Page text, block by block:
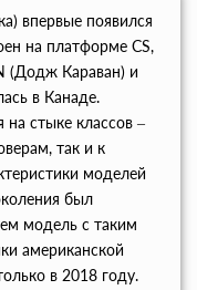
впервые появился
на платформе CS,
(Додж Караван) и
в Канаде.
стыке классов –
так и к
моделей
был
модель с таким
американской
в 2018 году.